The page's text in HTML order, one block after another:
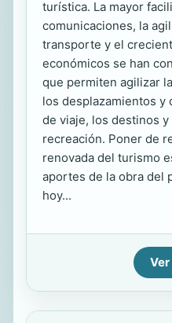
turística. La mayor
comunicaciones, la
transporte y el
económicos se han
que permiten agilizar
los desplazamientos
de viaje, los destinos
recreación. Poner de
renovada del turismo
aportes de la obra del
hoy...